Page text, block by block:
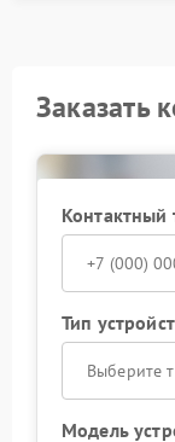
Заказать
Контактный
Тип
Выберите
Модель